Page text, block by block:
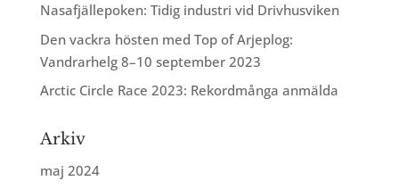
Nasafjällepoken: Tidig industri vid Drivhusviken
Den vackra hösten med Top of Arjeplog:
Vandrarhelg 8–10 september 2023
Arctic Circle Race 2023: Rekordmånga anmälda
Arkiv
maj 2024